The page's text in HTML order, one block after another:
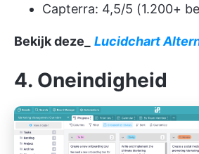
Capterra: 4,5/5 (1.200+
Bekijk deze_ Lucidchart
4. Oneindigheid